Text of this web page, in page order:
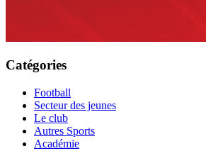
Catégories
Football
Secteur des jeunes
Le club
Autres Sports
Académie